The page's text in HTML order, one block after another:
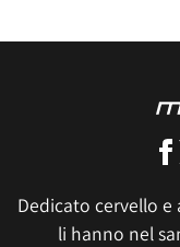
Dedicato cervello
li hanno nel